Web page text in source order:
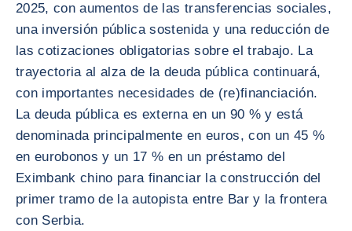
2025, con aumentos de las transferencias sociales,
una inversión pública sostenida y una reducción de
las cotizaciones obligatorias sobre el trabajo. La
trayectoria al alza de la deuda pública continuará,
con importantes necesidades de (re)financiación.
La deuda pública es externa en un 90 % y está
denominada principalmente en euros, con un 45 %
en eurobonos y un 17 % en un préstamo del
Eximbank chino para financiar la construcción del
primer tramo de la autopista entre Bar y la frontera
con Serbia.